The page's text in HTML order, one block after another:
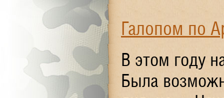
Галопом по
В этом году
Была